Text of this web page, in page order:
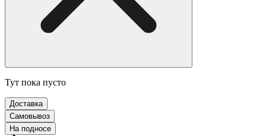
Тут пока пусто
Доставка
Самовывоз
На подносе